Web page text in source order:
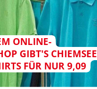
ONLINE-
GIBT'S CHIEMSEE
FÜR NUR 9,09